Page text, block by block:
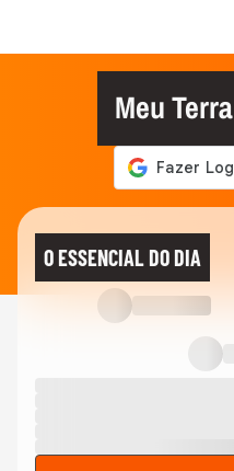
Meu Terra
O ESSENCIAL DO DIA